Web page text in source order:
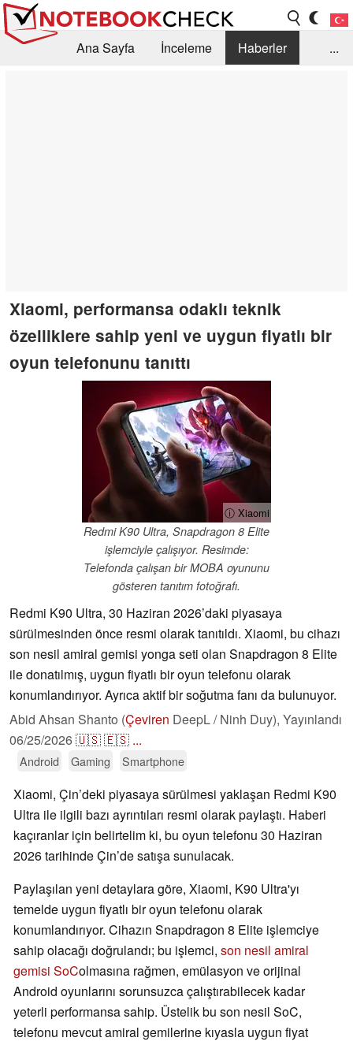
Ana Sayfa İnceleme
Haberler
...
Xiaomi, performansa odaklı teknik
özelliklere sahip yeni ve uygun fiyatlı bir
oyun telefonunu tanıttı
ⓘ Xiaomi
Redmi K90 Ultra, Snapdragon 8 Elite
işlemciyle çalışıyor. Resimde:
Telefonda çalışan bir MOBA oyununu
gösteren tanıtım fotoğrafı.
Redmi K90 Ultra, 30 Haziran 2026’daki piyasaya
sürülmesinden önce resmi olarak tanıtıldı. Xiaomi, bu cihazı
son nesil amiral gemisi yonga seti olan Snapdragon 8 Elite
ile donatılmış, uygun fiyatlı bir oyun telefonu olarak
konumlandırıyor. Ayrıca aktif bir soğutma fanı da bulunuyor.
Abid Ahsan Shanto (Çeviren DeepL / Ninh Duy), Yayınlandı
06/25/2026🇺🇸🇪🇸 ...
Android Gaming Smartphone
Xiaomi, Çin’deki piyasaya sürülmesi yaklaşan Redmi K90
Ultra ile ilgili bazı ayrıntıları resmi olarak paylaştı. Haberi
kaçıranlar için belirtelim ki, bu oyun telefonu 30 Haziran
2026 tarihinde Çin’de satışa sunulacak.
Paylaşılan yeni detaylara göre, Xiaomi, K90 Ultra'yı
temelde uygun fiyatlı bir oyun telefonu olarak
konumlandırıyor. Cihazın Snapdragon 8 Elite işlemciye
sahip olacağı doğrulandı; bu işlemci, son nesil amiral
gemisi SoColmasına rağmen, emülasyon ve orijinal
Android oyunlarını sorunsuzca çalıştırabilecek kadar
yeterli performansa sahip. Üstelik bu son nesil SoC,
telefonu mevcut amiral gemilerine kıyasla uygun fiyat